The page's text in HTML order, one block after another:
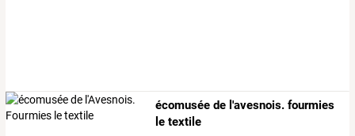
écomusée de l'avesnois. fourmies
le textile